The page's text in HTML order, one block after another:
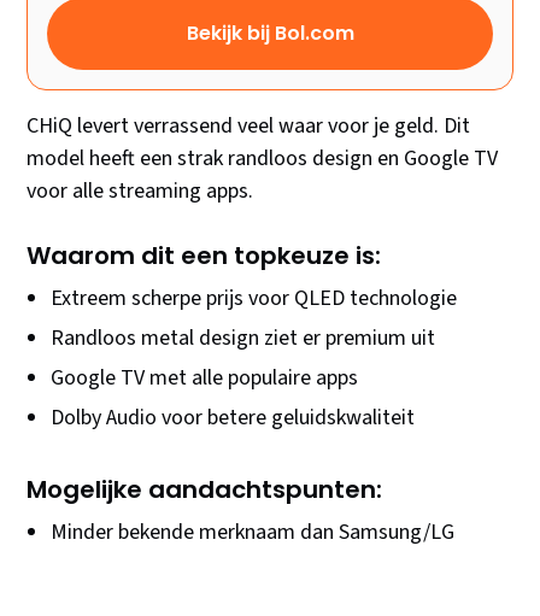
Bekijk bij Bol.com
CHiQ levert verrassend veel waar voor je geld. Dit
model heeft een strak randloos design en Google TV
voor alle streaming apps.
Waarom dit een topkeuze is:
Extreem scherpe prijs voor QLED technologie
Randloos metal design ziet er premium uit
Google TV met alle populaire apps
Dolby Audio voor betere geluidskwaliteit
Mogelijke aandachtspunten:
Minder bekende merknaam dan Samsung/LG